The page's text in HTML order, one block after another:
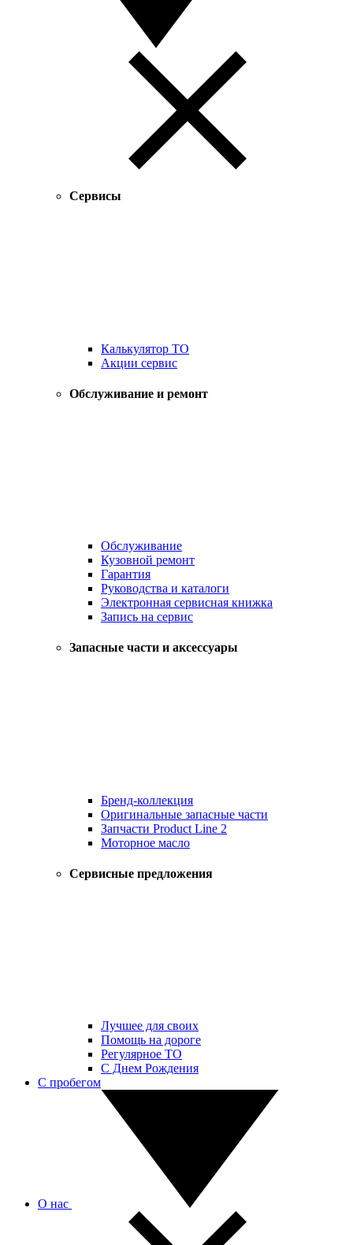
Сервисы
Калькулятор ТО
Акции сервис
Обслуживание и ремонт
Обслуживание
Кузовной ремонт
Гарантия
Руководства и каталоги
Электронная сервисная книжка
Запись на сервис
Запасные части и аксессуары
Бренд-коллекция
Оригинальные запасные части
Запчасти Product Line 2
Моторное масло
Сервисные предложения
Лучшее для своих
Помощь на дороге
Регулярное ТО
С Днем Рождения
С пробегом
О нас